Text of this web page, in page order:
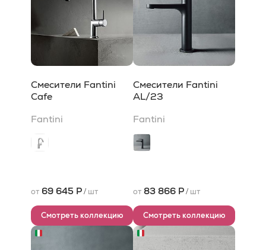
Смесители Fantini
Cafe
Fantini
от 69 645 Р/ шт
Смотреть коллекцию
Смесители Fantini
AL/23
Fantini
от 83 866 Р/ шт
Смотреть коллекцию